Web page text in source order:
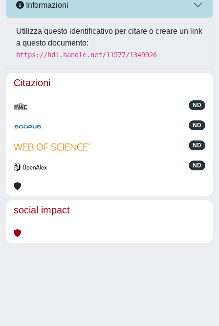
Informazioni
Utilizza questo identificativo per citare o creare un link
a questo documento:
https://hdl.handle.net/11577/1349926
Citazioni
ND
ND
ND
ND
social impact